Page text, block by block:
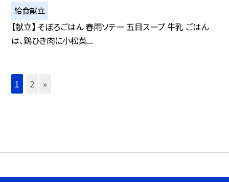
給食献立
【献立】 そぼろごはん 春雨ソテー 五目スープ 牛乳 ごはん
は、鶏ひき肉に小松菜...
1 2 »